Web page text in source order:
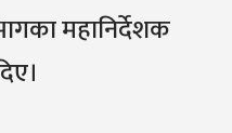
महानिर्देशक